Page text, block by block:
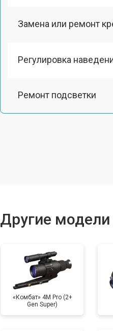
Замена или ремонт
Регулировка
Ремонт подсветки
Другие модели
«Комбат» 4M Pro (2+
Gen Super)